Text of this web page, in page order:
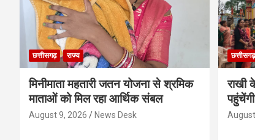
छत्तीसगढ़ राज्य
मिनीमाता महतारी जतन योजना से श्रमिक
माताओं को मिल रहा आर्थिक संबल
August 9, 2026 News Desk
छत्तीसगढ़
राखी